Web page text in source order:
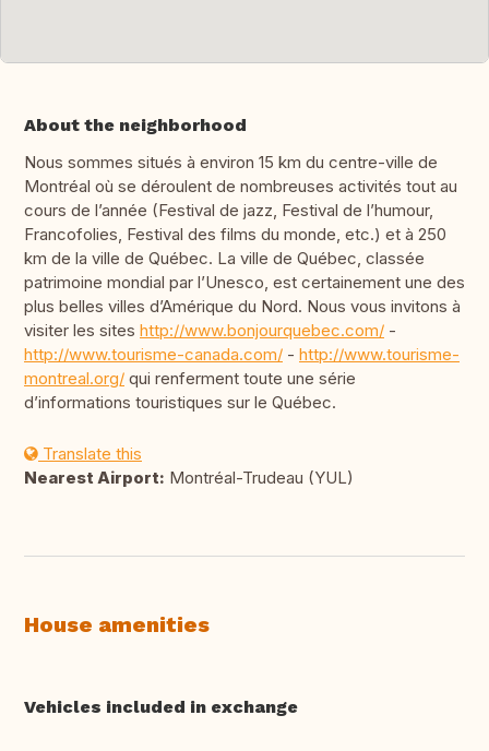
About the neighborhood
Nous sommes situés à environ 15 km du centre-ville de
Montréal où se déroulent de nombreuses activités tout au
cours de l’année (Festival de jazz, Festival de l’humour,
Francofolies, Festival des films du monde, etc.) et à 250
km de la ville de Québec. La ville de Québec, classée
patrimoine mondial par l’Unesco, est certainement une des
plus belles villes d’Amérique du Nord. Nous vous invitons à
visiter les sites http://www.bonjourquebec.com/ -
http://www.tourisme-canada.com/ - http://www.tourisme-
montreal.org/ qui renferment toute une série
d’informations touristiques sur le Québec.
Translate this
Nearest Airport: Montréal-Trudeau (YUL)
House amenities
Vehicles included in exchange